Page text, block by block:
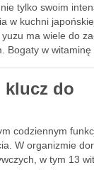
tylko swoim
w kuchni
ma wiele do
Bogaty w witaminę
klucz do
codziennym
W organizmie
w tym 13